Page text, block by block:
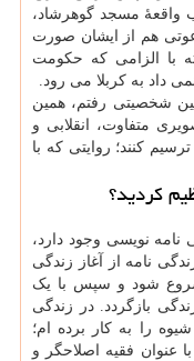
واقعهٔ مسجد گوهرشاد،
هم از ایشان صورت
با الزامی که حکومت
داد به کربلا می رود.
شخصیتی رفتم، همین
متفاوت، انقلابی و
کنند؛ روایتی که با
کردید؟
نامه نویسی وجود دارد،
نامه از آغاز زندگی
شود و سپس با یک
بازگردد. در زندگی
را به کار برده ام؛
عنوان فقیه اصلاحگر و